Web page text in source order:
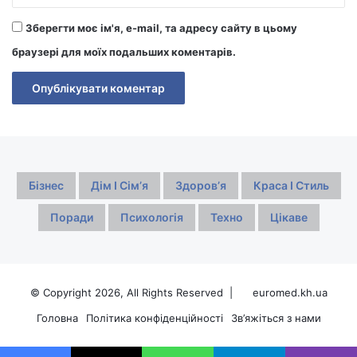
Зберегти моє ім'я, e-mail, та адресу сайту в цьому
браузері для моїх подальших коментарів.
Бізнес Дім І Сімʼя Здоровʼя Краса І Стиль
Поради Психологія Техно Цікаве
© Copyright 2026, All Rights Reserved |
euromed.kh.ua
Головна
Політика конфіденційності Зв’яжіться з нами